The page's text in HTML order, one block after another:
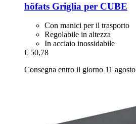
höfats Griglia per CUBE
Con manici per il trasporto
Regolabile in altezza
In acciaio inossidabile
€ 50,78
Consegna entro il giorno 11 agosto